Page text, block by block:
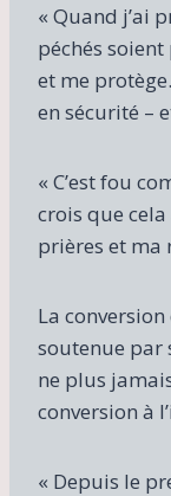
« Quand j’ai
péchés
et me
en sécurité –
« C’est fou
crois que
prières et ma
La
soutenue par
ne plus
conversion à
« Depuis le